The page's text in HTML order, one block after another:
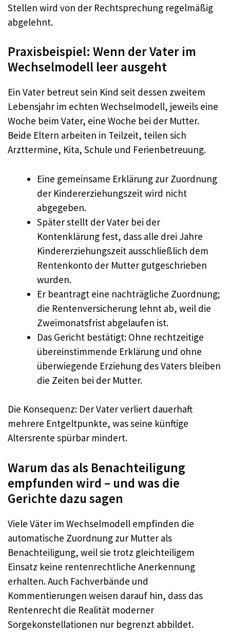
Stellen wird von der Rechtsprechung regelmäßig
abgelehnt.
Praxisbeispiel: Wenn der Vater im
Wechselmodell leer ausgeht
Ein Vater betreut sein Kind seit dessen zweitem
Lebensjahr im echten Wechselmodell, jeweils eine
Woche beim Vater, eine Woche bei der Mutter.
Beide Eltern arbeiten in Teilzeit, teilen sich
Arzttermine, Kita, Schule und Ferienbetreuung.
Eine gemeinsame Erklärung zur Zuordnung
der Kindererziehungszeit wird nicht
abgegeben.
Später stellt der Vater bei der
Kontenklärung fest, dass alle drei Jahre
Kindererziehungszeit ausschließlich dem
Rentenkonto der Mutter gutgeschrieben
wurden.
Er beantragt eine nachträgliche Zuordnung;
die Rentenversicherung lehnt ab, weil die
Zweimonatsfrist abgelaufen ist.
Das Gericht bestätigt: Ohne rechtzeitige
übereinstimmende Erklärung und ohne
überwiegende Erziehung des Vaters bleiben
die Zeiten bei der Mutter.
Die Konsequenz: Der Vater verliert dauerhaft
mehrere Entgeltpunkte, was seine künftige
Altersrente spürbar mindert.
Warum das als Benachteiligung
empfunden wird – und was die
Gerichte dazu sagen
Viele Väter im Wechselmodell empfinden die
automatische Zuordnung zur Mutter als
Benachteiligung, weil sie trotz gleichteiligem
Einsatz keine rentenrechtliche Anerkennung
erhalten. Auch Fachverbände und
Kommentierungen weisen darauf hin, dass das
Rentenrecht die Realität moderner
Sorgekonstellationen nur begrenzt abbildet.